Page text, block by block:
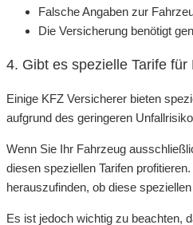
Falsche Angaben zur
Die Versicherung benötigt
4. Gibt es spezielle Tarife
Einige KFZ Versicherer bieten
aufgrund des geringeren
Wenn Sie Ihr Fahrzeug
diesen speziellen Tarifen
herauszufinden, ob diese
Es ist jedoch wichtig zu beachten,